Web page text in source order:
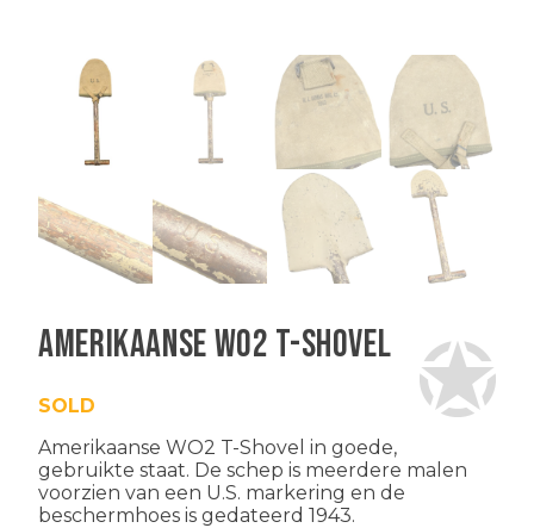
Amerikaanse WO2 T-Shovel
SOLD
Amerikaanse WO2 T-Shovel in goede,
gebruikte staat. De schep is meerdere malen
voorzien van een U.S. markering en de
beschermhoes is gedateerd 1943.